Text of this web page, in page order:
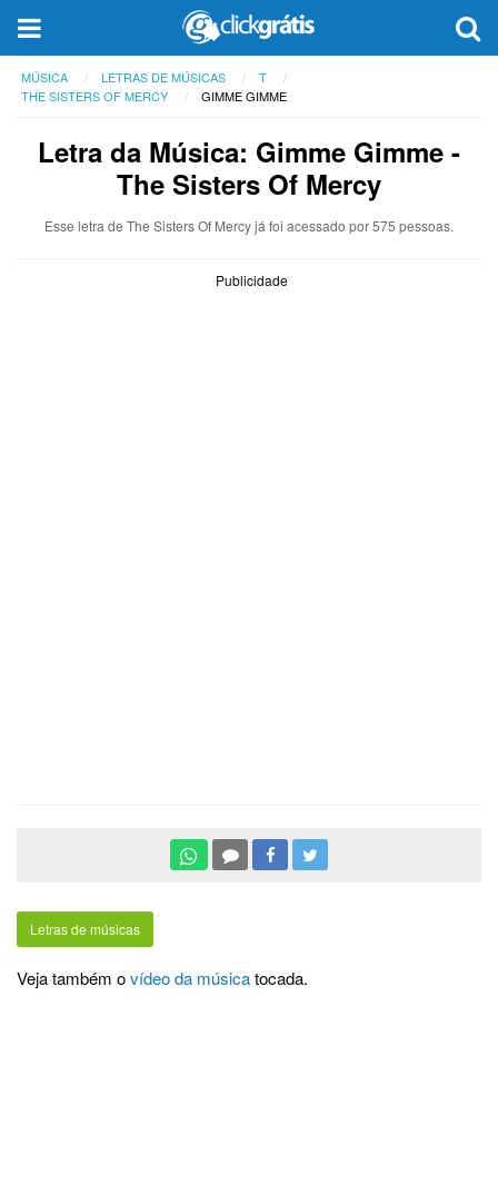
MÚSICA LETRAS DE MÚSICAS
T
THE SISTERS OF MERCY
GIMME GIMME
Letra da Música: Gimme Gimme -
The Sisters Of Mercy
Esse letra de The Sisters Of Mercy já foi acessado por 575 pessoas.
Publicidade
Letras de músicas
Veja também ovídeo da músicatocada.